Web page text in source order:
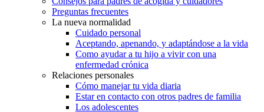
Preguntas frecuentes
La nueva normalidad
Cuidado personal
Aceptando, apenando, y adaptándose a la vida
Como ayudar a tu hijo a vivir con una
enfermedad crónica
Relaciones personales
Cómo manejar tu vida diaria
Estar en contacto con otros padres de familia
Los adolescentes